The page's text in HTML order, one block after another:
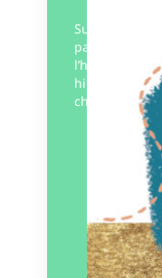
Sur un
page, le
l’histoire, en
hibou il va
changent…
Paru le